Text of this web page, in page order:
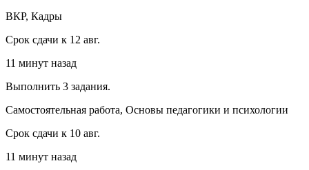
ВКР, Кадры
Срок сдачи к 12 авг.
11 минут назад
Выполнить 3 задания.
Самостоятельная работа, Основы педагогики и психологии
Срок сдачи к 10 авг.
11 минут назад